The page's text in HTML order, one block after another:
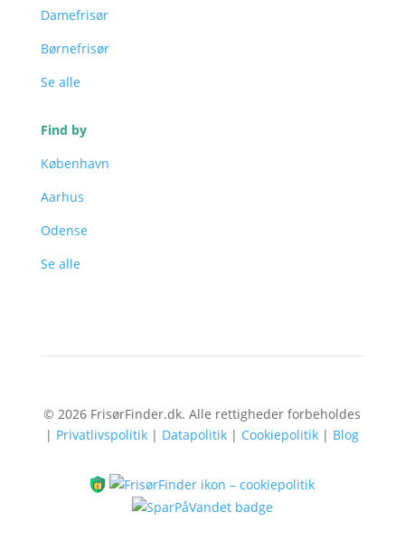
Damefrisør
Børnefrisør
Se alle
Find by
København
Aarhus
Odense
Se alle
© 2026 FrisørFinder.dk. Alle rettigheder forbeholdes
| Privatlivspolitik | Datapolitik | Cookiepolitik | Blog